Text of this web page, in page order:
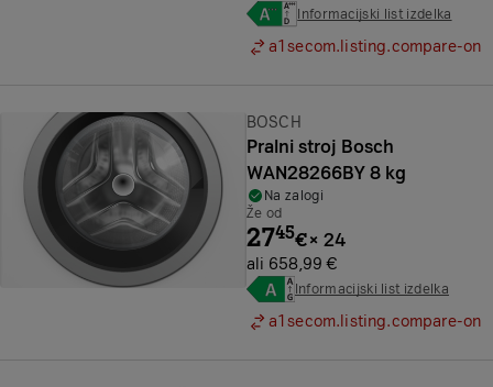
Informacijski list izdelka
a1secom.listing.compare-on
Znamka:
BOSCH
Pralni stroj Bosch
WAN28266BY 8 kg
Na zalogi
Že od
2745€× 24
ali 658,99 €
Informacijski list izdelka
a1secom.listing.compare-on